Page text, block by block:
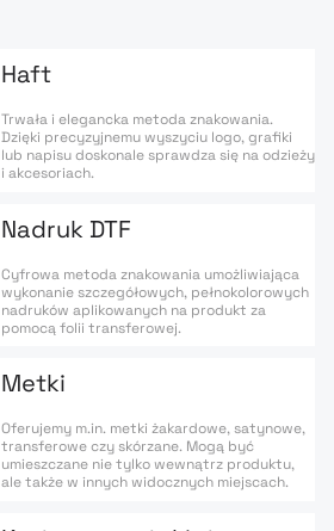
Haft
Trwała i elegancka metoda znakowania.
Dzięki precyzyjnemu wyszyciu logo, grafiki
lub napisu doskonale sprawdza się na odzieży
i akcesoriach.
Nadruk DTF
Cyfrowa metoda znakowania umożliwiająca
wykonanie szczegółowych, pełnokolorowych
nadruków aplikowanych na produkt za
pomocą folii transferowej.
Metki
Oferujemy m.in. metki żakardowe, satynowe,
transferowe czy skórzane. Mogą być
umieszczane nie tylko wewnątrz produktu,
ale także w innych widocznych miejscach.